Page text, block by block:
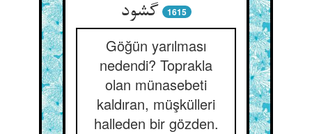
گشود
1615
Göğün yarılması
nedendi? Toprakla
olan münasebeti
kaldıran, müşkülleri
halleden bir gözden.